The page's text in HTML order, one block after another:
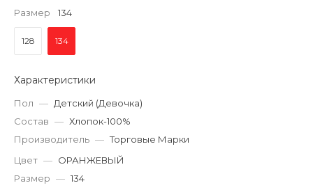
Размер 134
128 134
Характеристики
Пол — Детский (Девочка)
Состав — Хлопок-100%
Производитель — Торговые Марки
Цвет — ОРАНЖЕВЫЙ
Размер — 134